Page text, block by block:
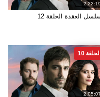
2:22:19
العقدة الحلقة 12
2:05:07
الحلقة 10